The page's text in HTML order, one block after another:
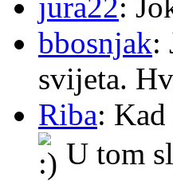
bbosnjak:
svijeta.
Riba:
U tom